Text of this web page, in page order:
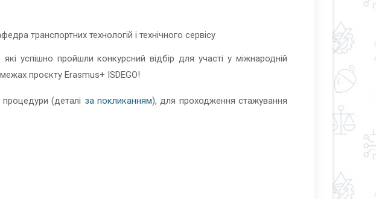
транспортних технологій і технічного сервісу
успішно пройшли конкурсний відбір для участі у міжнародній
проєкту Erasmus+ ISDEGO!
(деталі за покликанням), для проходження стажування